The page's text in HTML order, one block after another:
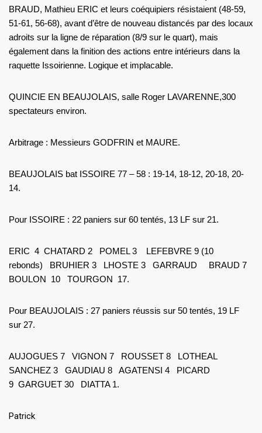
BRAUD, Mathieu ERIC et leurs coéquipiers résistaient (48-59,
51-61, 56-68), avant d’être de nouveau distancés par des locaux
adroits sur la ligne de réparation (8/9 sur le quart), mais
également dans la finition des actions entre intérieurs dans la
raquette Issoirienne. Logique et implacable.
QUINCIE EN BEAUJOLAIS, salle Roger LAVARENNE,300
spectateurs environ.
Arbitrage : Messieurs GODFRIN et MAURE.
BEAUJOLAIS bat ISSOIRE 77 – 58 : 19-14, 18-12, 20-18, 20-
14.
Pour ISSOIRE : 22 paniers sur 60 tentés, 13 LF sur 21.
ERIC 4 CHATARD 2 POMEL 3 LEFEBVRE 9 (10
rebonds) BRUHIER 3 LHOSTE 3 GARRAUD BRAUD 7
BOULON 10 TOURGON 17.
Pour BEAUJOLAIS : 27 paniers réussis sur 50 tentés, 19 LF
sur 27.
AUJOGUES 7 VIGNON 7 ROUSSET 8 LOTHEAL
SANCHEZ 3 GAUDIAU 8 AGATENSI 4 PICARD
9 GARGUET 30 DIATTA 1.
Patrick